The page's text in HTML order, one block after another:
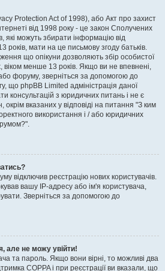
Protection Act of 1998), або Акт про захист
від 1998 року - це закон Сполучених
які можуть збирати інформацію від
років, мати на це письмову згоду батьків.
що опікуни дозволяють збір особистої
віком менше 13 років. Якщо ви не впевнені,
форуму, зверніться за допомогою до
що phpBB Limited адміністрація даної
консультацій з юридичних питань і не є
вказаних у відповіді на питання "З ким
використання і / або юридичних
відключив реєстрацію нових користувачів.
вашу IP-адресу або ім'я користувача,
Зверніться за допомогою до
але не можу увійти!
та пароль. Якщо вони вірні, то можливі два
COPPA і при реєстрації ви вказали, що